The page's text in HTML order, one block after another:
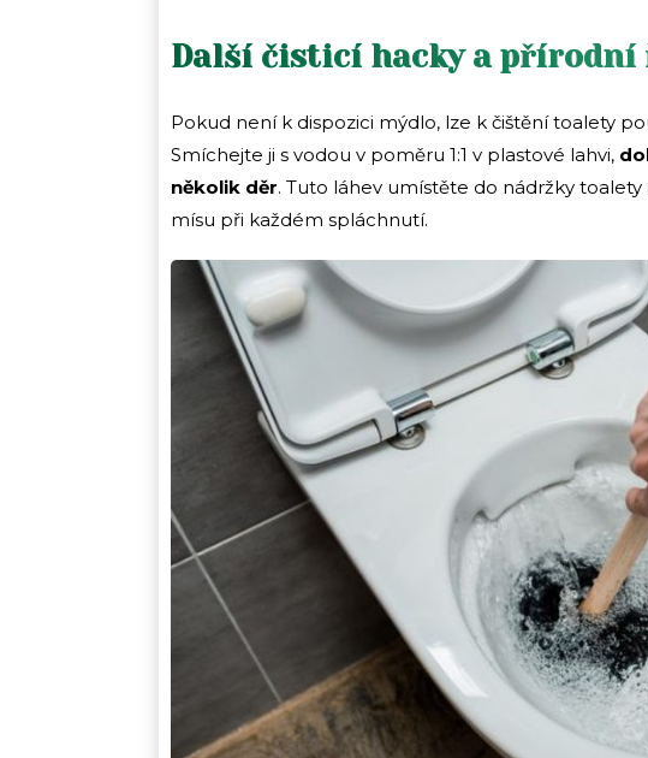
Další čisticí hacky a přírodní
Pokud není k dispozici mýdlo, lze k čištění toalety
Smíchejte ji s vodou v poměru 1:1 v plastové lahvi,
několik děr. Tuto láhev umístěte do nádržky
mísu při každém spláchnutí.